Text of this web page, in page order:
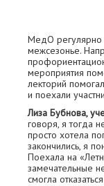
МедО регулярно
межсезонье.
мероприятия
лекторий
и поехали
Лиза Бубнова,
говоря, я тогда
просто хотела
закончились, я
Поехала на
замечательные
смогла